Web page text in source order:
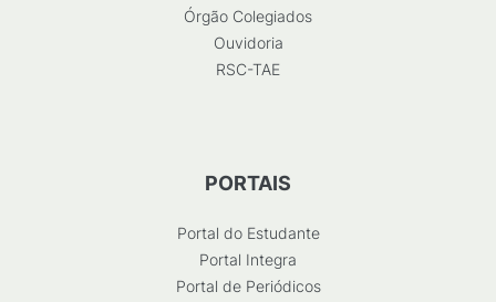
Órgão Colegiados
Ouvidoria
RSC-TAE
PORTAIS
Portal do Estudante
Portal Integra
Portal de Periódicos